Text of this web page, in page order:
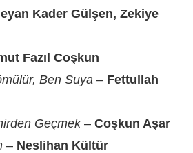
Kader Gülşen, Zekiye
Fazıl Coşkun
Ben Suya – Fettullah
Geçmek – Coşkun Aşar
– Neslihan Kültür